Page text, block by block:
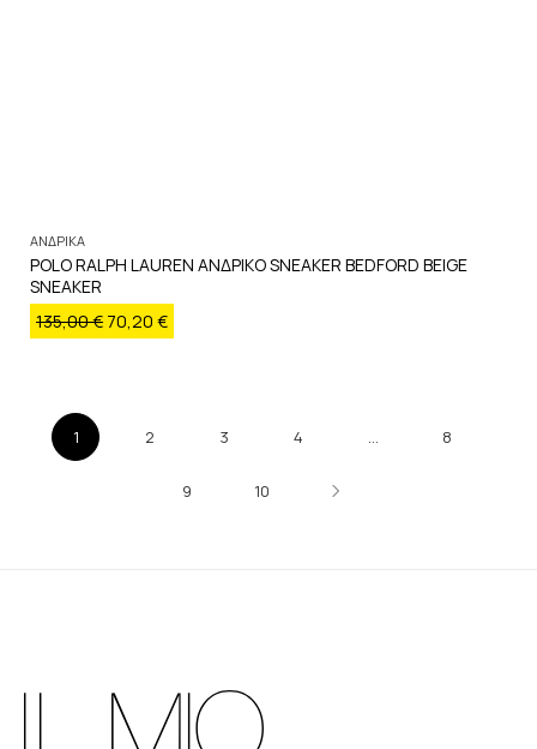
ΑΝΔΡΙΚΑ
POLO RALPH LAUREN ΑΝΔΡΙΚΟ SNEAKER BEDFORD BEIGE
SNEAKER
135,00€ 70,20 €
1 2 3 4 8
9 10